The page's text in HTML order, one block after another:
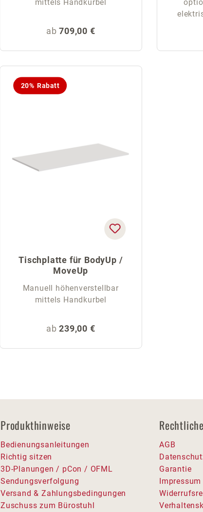
mittels Handkurbel
Regulärer Preis:
ab709,00 €
20% Rabatt
Tischplatte für BodyUp /
MoveUp
Manuell höhenverstellbar
mittels Handkurbel
Regulärer Preis:
ab239,00 €
Produkthinweise
Bedienungsanleitungen
Richtig sitzen
3D-Planungen / pCon / OFML
Sendungsverfolgung
Versand & Zahlungsbedingungen
Zuschuss zum Bürostuhl
AGB
Garantie
Impressum